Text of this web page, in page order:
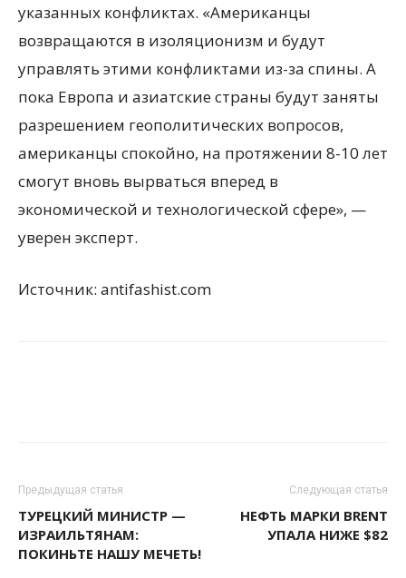
указанных конфликтах. «Американцы
возвращаются в изоляционизм и будут
управлять этими конфликтами из-за спины. А
пока Европа и азиатские страны будут заняты
разрешением геополитических вопросов,
американцы спокойно, на протяжении 8-10 лет
смогут вновь вырваться вперед в
экономической и технологической сфере», —
уверен эксперт.
Источник: antifashist.com
Предыдущая статья
ТУРЕЦКИЙ МИНИСТР —
ИЗРАИЛЬТЯНАМ:
ПОКИНЬТЕ НАШУ МЕЧЕТЬ!
Следующая статья
НЕФТЬ МАРКИ BRENT
УПАЛА НИЖЕ $82